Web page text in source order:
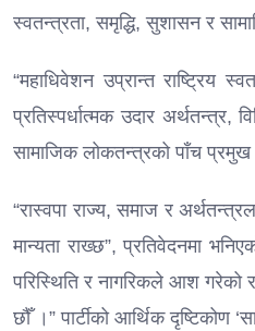
स्वतन्त्रता, समृद्धि, सुशासन र
“महाधिवेशन उप्रान्त राष्ट्रिय
प्रतिस्पर्धात्मक उदार अर्थतन्त्र,
सामाजिक लोकतन्त्रको पाँच
“रास्वपा राज्य, समाज र
मान्यता राख्छ”, प्रतिवेदनमा
परिस्थिति र नागरिकले आश गरेको
छौँ ।” पार्टीको आर्थिक दृष्टिकोण